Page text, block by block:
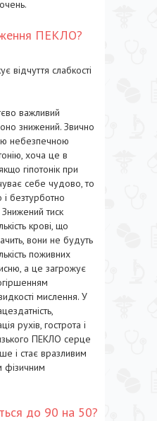
ПЕКЛО?
відчуття слабкості
важливий
знижений. Звично
небезпечною
хоча це в
гіпотонік при
себе чудово, то
безтурботно
тиск
крові, що
вони не будуть
поживних
а це загрожує
мислення. У
рухів, гострота і
ПЕКЛО серце
і стає вразливим
фізичним
до 90 на 50?